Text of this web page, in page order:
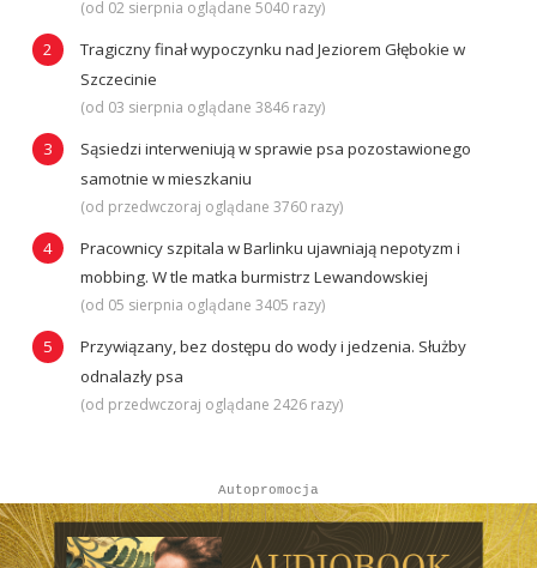
(od 02 sierpnia oglądane 5040 razy)
Tragiczny finał wypoczynku nad Jeziorem Głębokie w
Szczecinie
(od 03 sierpnia oglądane 3846 razy)
Sąsiedzi interweniują w sprawie psa pozostawionego
samotnie w mieszkaniu
(od przedwczoraj oglądane 3760 razy)
Pracownicy szpitala w Barlinku ujawniają nepotyzm i
mobbing. W tle matka burmistrz Lewandowskiej
(od 05 sierpnia oglądane 3405 razy)
Przywiązany, bez dostępu do wody i jedzenia. Służby
odnalazły psa
(od przedwczoraj oglądane 2426 razy)
Autopromocja